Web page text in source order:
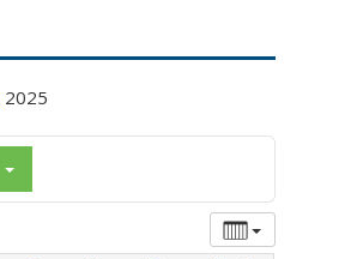
2025